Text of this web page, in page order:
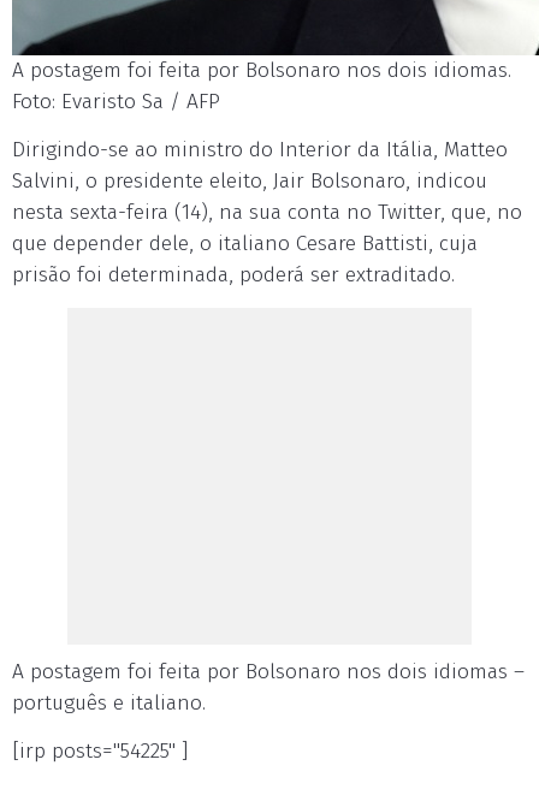
A postagem foi feita por Bolsonaro nos dois idiomas.
Foto: Evaristo Sa / AFP
Dirigindo-se ao ministro do Interior da Itália, Matteo
Salvini, o presidente eleito, Jair Bolsonaro, indicou
nesta sexta-feira (14), na sua conta no Twitter, que, no
que depender dele, o italiano Cesare Battisti, cuja
prisão foi determinada, poderá ser extraditado.
A postagem foi feita por Bolsonaro nos dois idiomas –
português e italiano.
[irp posts="54225" ]